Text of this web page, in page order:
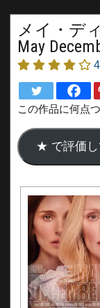
メイ・デ
May
この作品に何点